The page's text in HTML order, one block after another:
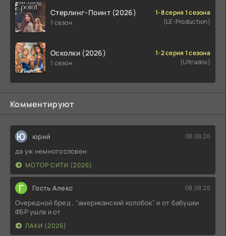
Стерлинг-Поинт (2026)
1 сезон
1-8 серия 1 сезона
(LE-Production)
Осколки (2026)
1 сезон
1-2 серия 1 сезона
(Ultradox)
Комментируют
Ю юрий 08.08.26
да уж немногословен
МОТОР СИТИ (2026)
Г Гость Алекс 08.08.26
Очередной бред , "американский колобок" и от бабушки
ФБР ушла и от
ЛАКИ (2026)